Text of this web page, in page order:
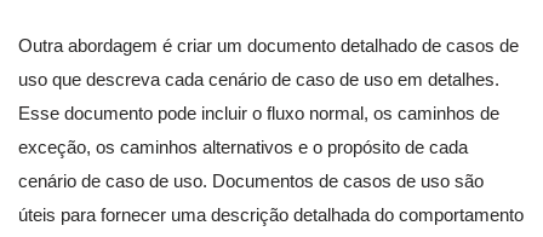
Outra abordagem é criar um documento detalhado de casos de
uso que descreva cada cenário de caso de uso em detalhes.
Esse documento pode incluir o fluxo normal, os caminhos de
exceção, os caminhos alternativos e o propósito de cada
cenário de caso de uso. Documentos de casos de uso são
úteis para fornecer uma descrição detalhada do comportamento